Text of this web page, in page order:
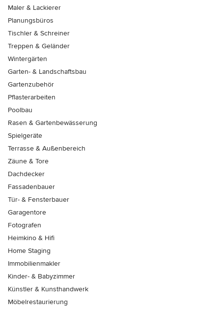
Maler & Lackierer
Planungsbüros
Tischler & Schreiner
Treppen & Geländer
Wintergärten
Garten- & Landschaftsbau
Gartenzubehör
Pflasterarbeiten
Poolbau
Rasen & Gartenbewässerung
Spielgeräte
Terrasse & Außenbereich
Zäune & Tore
Dachdecker
Fassadenbauer
Tür- & Fensterbauer
Garagentore
Fotografen
Heimkino & Hifi
Home Staging
Immobilienmakler
Kinder- & Babyzimmer
Künstler & Kunsthandwerk
Möbelrestaurierung